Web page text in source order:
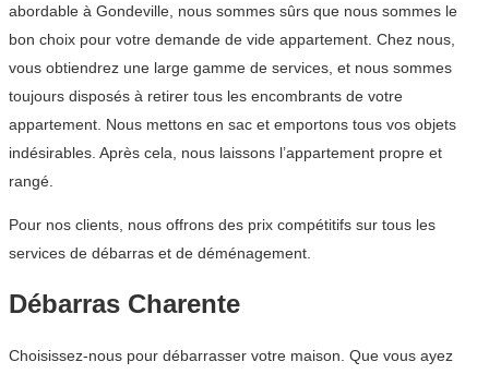
abordable à Gondeville, nous sommes sûrs que nous sommes le
bon choix pour votre demande de vide appartement. Chez nous,
vous obtiendrez une large gamme de services, et nous sommes
toujours disposés à retirer tous les encombrants de votre
appartement. Nous mettons en sac et emportons tous vos objets
indésirables. Après cela, nous laissons l’appartement propre et
rangé.
Pour nos clients, nous offrons des prix compétitifs sur tous les
services de débarras et de déménagement.
Débarras Charente
Choisissez-nous pour débarrasser votre maison. Que vous ayez